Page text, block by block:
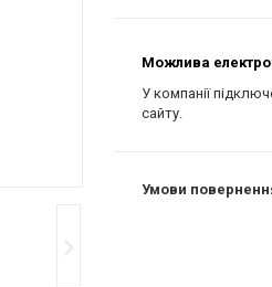
У компанії
сайту.